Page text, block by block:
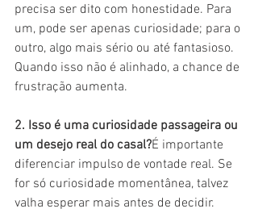
precisa ser dito com honestidade. Para
um, pode ser apenas curiosidade; para o
outro, algo mais sério ou até fantasioso.
Quando isso não é alinhado, a chance de
frustração aumenta.
2. Isso é uma curiosidade passageira ou
um desejo real do casal?É importante
diferenciar impulso de vontade real. Se
for só curiosidade momentânea, talvez
valha esperar mais antes de decidir.